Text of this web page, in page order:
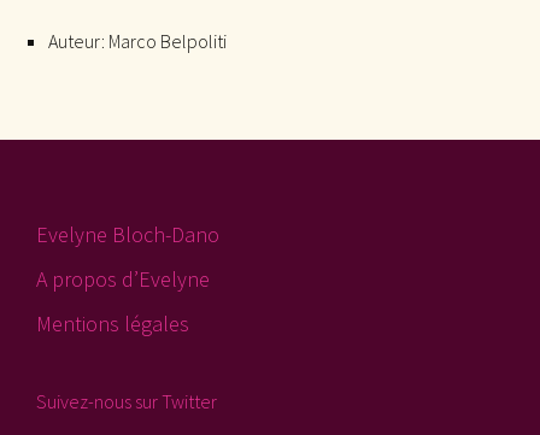
Auteur: Marco Belpoliti
Evelyne Bloch-Dano
A propos d’Evelyne
Mentions légales
Suivez-nous sur Twitter